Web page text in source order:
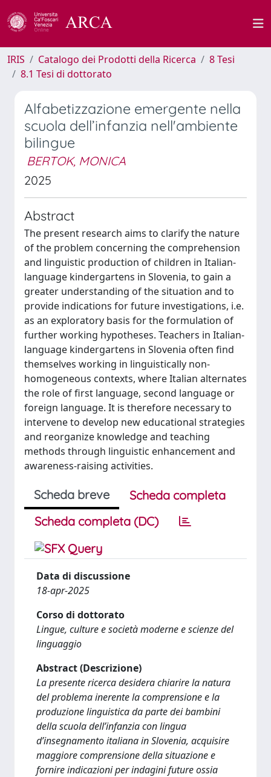
IRIS Catalogo dei Prodotti della Ricerca
8 Tesi
8.1 Tesi di dottorato
Alfabetizzazione emergente nella
scuola dell’infanzia nell'ambiente
bilingue
BERTOK, MONICA
2025
Abstract
The present research aims to clarify the nature
of the problem concerning the comprehension
and linguistic production of children in Italian-
language kindergartens in Slovenia, to gain a
greater understanding of the situation and to
provide indications for future investigations, i.e.
as an exploratory basis for the formulation of
further working hypotheses. Teachers in Italian-
language kindergartens in Slovenia often find
themselves working in linguistically non-
homogeneous contexts, where Italian alternates
the role of first language, second language or
foreign language. It is therefore necessary to
intervene to develop new educational strategies
and reorganize knowledge and teaching
methods through linguistic enhancement and
awareness-raising activities.
Scheda breve
Scheda completa
Scheda completa (DC)
Data di discussione
18-apr-2025
Corso di dottorato
Lingue, culture e società moderne e scienze del
linguaggio
Abstract (Descrizione)
La presente ricerca desidera chiarire la natura
del problema inerente la comprensione e la
produzione linguistica da parte dei bambini
della scuola dell’infanzia con lingua
d’insegnamento italiana in Slovenia, acquisire
maggiore comprensione della situazione e
fornire indicazioni per indagini future ossia